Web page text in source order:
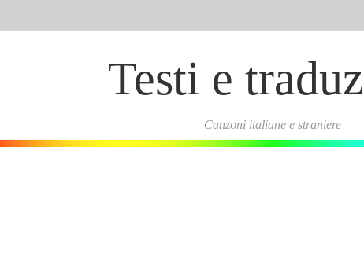
Testi e
Canzoni italiane e straniere